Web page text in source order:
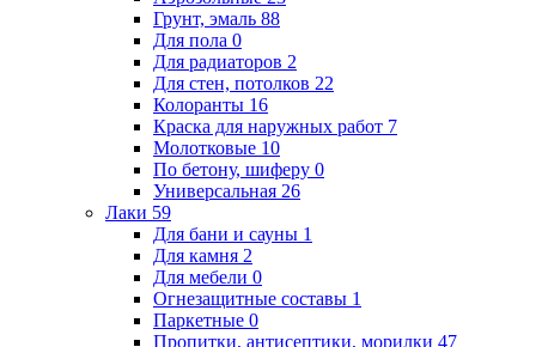
Грунт, эмаль 88
Для пола 0
Для радиаторов 2
Для стен, потолков 22
Колоранты 16
Краска для наружных работ 7
Молотковые 10
По бетону, шиферу 0
Универсальная 26
Лаки 59
Для бани и сауны 1
Для камня 2
Для мебели 0
Огнезащитные составы 1
Паркетные 0
Пропитки, антисептики, морилки 47